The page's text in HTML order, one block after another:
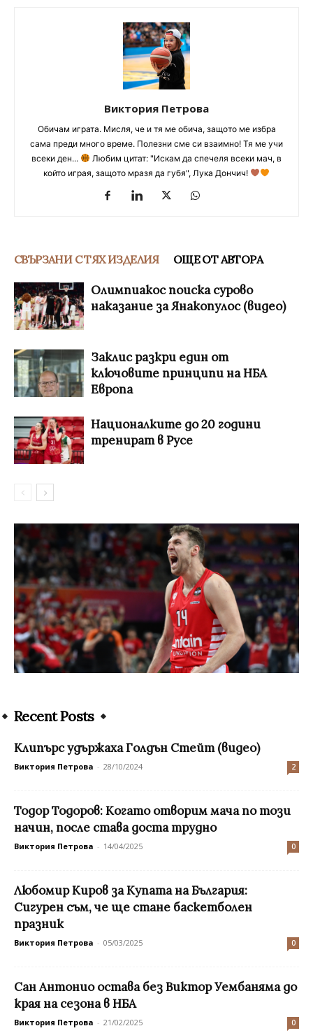
Виктория Петрова
Обичам играта. Мисля, че и тя ме обича, защото ме избра
сама преди много време. Полезни сме си взаимно! Тя ме учи
всеки ден...
Любим цитат: "Искам да спечеля всеки мач, в
който играя, защото мразя да губя", Лука Дончич!
СВЪРЗАНИ С ТЯХ ИЗДЕЛИЯ ОЩЕ ОТ АВТОРА
Олимпиакос поиска сурово
наказание за Янакопулос (видео)
Заклис разкри един от
ключовите принципи на НБА
Европа
Националките до 20 години
тренират в Русе
Recent Posts
Клипърс удържаха Голдън Стейт (видео)
Виктория Петрова - 28/10/2024 2
Тодор Тодоров: Когато отворим мача по този
начин, после става доста трудно
Виктория Петрова - 14/04/2025 0
Любомир Киров за Купата на България:
Сигурен съм, че ще стане баскетболен
празник
Виктория Петрова - 05/03/2025 0
Сан Антонио остава без Виктор Уембаняма до
края на сезона в НБА
Виктория Петрова - 21/02/2025 0